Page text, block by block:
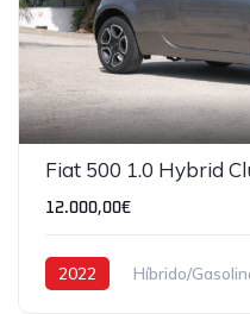
Fiat 500 1.0 Hybrid
12.000,00€
2022 Híbrido/